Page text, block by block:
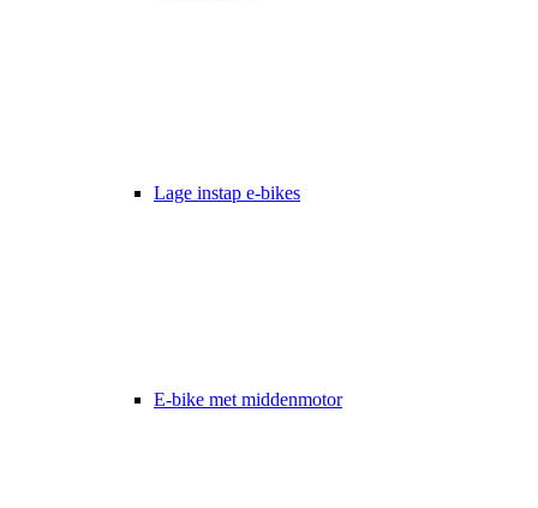
Lage instap e-bikes
E-bike met middenmotor